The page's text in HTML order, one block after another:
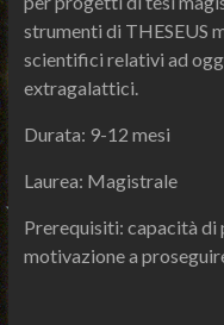
strumenti di THESEUS
scientifici relativi ad
extragalattici.
Durata: 9-12 mesi
Laurea: Magistrale
Prerequisiti: capacità di
motivazione a